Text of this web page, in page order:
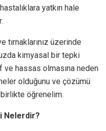
yatkın hale
tırnaklarınız üzerinde
kimyasal bir tepki
hassas olmasına neden
olduğunu ve çözümü
birlikte öğrenelim.
Nelerdir?